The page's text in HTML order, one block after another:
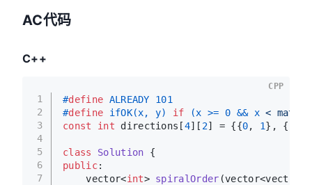
AC代码
C++
1
2
3
4
5
6
7
#define ALREADY 101
#define ifOK(x, y) if (x >= 0 && x <
const
int directions[4][ 2] = {{0, 1}, {
class Solution {
public:
vector<int> spiralOrder (vector<vector<
CPP